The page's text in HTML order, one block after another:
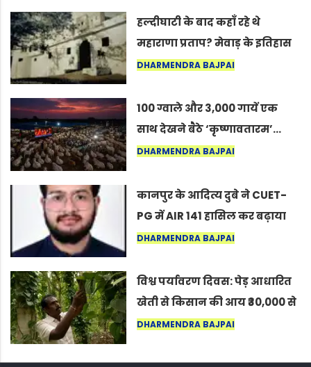
हल्दीघाटी के बाद कहाँ रहे थे
महाराणा प्रताप? मेवाड़ के इतिहास
का वह अनकहा अध्याय जो आज भी
DHARMENDRA BAJPAI
100 ग्वाले और 3,000 गायें एक
साथ देखने बैठे ‘कृष्णावतारम’…
नागपुर में दिखा ऐसा नज़ारा कि
कर सकते हैं”
DHARMENDRA BAJPAI
कानपुर के आदित्य दुबे ने CUET-
PG में AIR 141 हासिल कर बढ़ाया
शहर का मान
DHARMENDRA BAJPAI
विश्व पर्यावरण दिवस: पेड़ आधारित
खेती से किसान की आय ₹30,000 से
बढ़कर ₹3 लाख प्रति एकड़ हुई
DHARMENDRA BAJPAI